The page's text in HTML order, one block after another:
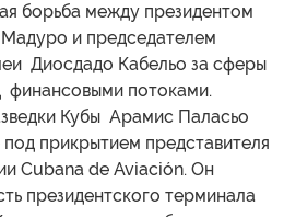
борьба между президентом
и председателем
Диосдадо Кабельо за сферы
финансовыми потоками.
Кубы Арамис Паласьо
прикрытием представителя
Cubana de Aviación. Он
президентского терминала